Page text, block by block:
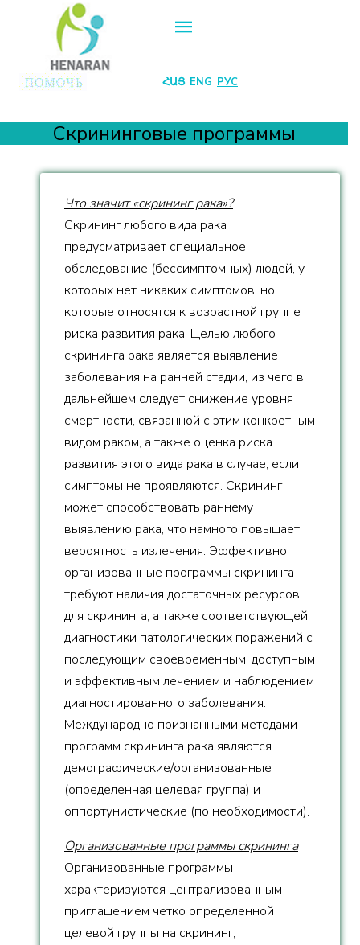
ՀԱՅ ENG РУС
Скрининговые программы
Что значит «скрининг рака»?
Скрининг любого вида рака
предусматривает специальное
обследование (бессимптомных) людей, у
которых нет никаких симптомов, но
которые относятся к возрастной группе
риска развития рака. Целью любого
скрининга рака является выявление
заболевания на ранней стадии, из чего в
дальнейшем следует снижение уровня
смертности, связанной с этим конкретным
видом раком, а также оценка риска
развития этого вида рака в случае, если
симптомы не проявляются. Скрининг
может способствовать раннему
выявлению рака, что намного повышает
вероятность излечения. Эффективно
организованные программы скрининга
требуют наличия достаточных ресурсов
для скрининга, а также соответствующей
диагностики патологических поражений с
последующим своевременным, доступным
и эффективным лечением и наблюдением
диагностированного заболевания.
Международно признанными методами
программ скрининга рака являются
демографические/организованные
(определенная целевая группа) и
оппортунистические (по необходимости).
Организованные программы скрининга
Организованные программы
характеризуются централизованным
приглашением четко определенной
целевой группы на скрининг,